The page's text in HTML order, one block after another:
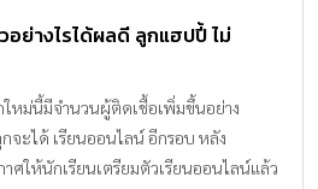
อย่างไรได้ผลดี ลูกแฮปปี้ ไม่
หม่นี้มีจำนวนผู้ติดเชื้อเพิ่มขึ้นอย่าง
จะได้ เรียนออนไลน์ อีกรอบ หลัง
าศให้นักเรียนเตรียมตัวเรียนออนไลน์แล้ว